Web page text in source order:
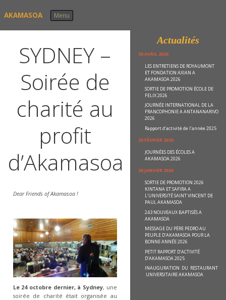
AKAMASOA Menu
SYDNEY –
Soirée de
charité au
profit
d’Akamasoa
Dear Friends of Akamasoa !
Le 24 octobre dernier, à Sydney, une
soirée de charité était organisée au
Actualités
30 AVRIL 2026
LES ENTRETIENS DE ROYAUMONT
ET FONDATION AXIAN A
AKAMASOA 2026
SORTIE DE PROMOTION ÉCOLE DE
FELIX 2026
JOURNÉE INTERNATIONAL DE LA
FRANCOPHONIE A ANTANANARIVO
2026
Rapport d’activité de l’année 2025
20 FÉVRIER 2026
JOURNÉES DES ÉCOLES A
AKAMASOA 2026
30 JANVIER 2026
SORTIE DE PROMOTION 2026
KINTANA ET SAFIRA A
L’UNIVERSITÉ SAINT VINCENT DE
PAUL AKAMASOA
243 NOUVEAUX BAPTISÉS A
AKAMASOA
MESSAGE DU PÈRE PEDRO AU
PEUPLE D’AKAMASOA POUR LA
BONNE ANNÉE 2026
PETIT RAPPORT D’ACTIVITÉ
D’AKAMASOA 2025
INAUGURATION DU RESTAURANT
UNIVERSITAIRE AKAMASOA